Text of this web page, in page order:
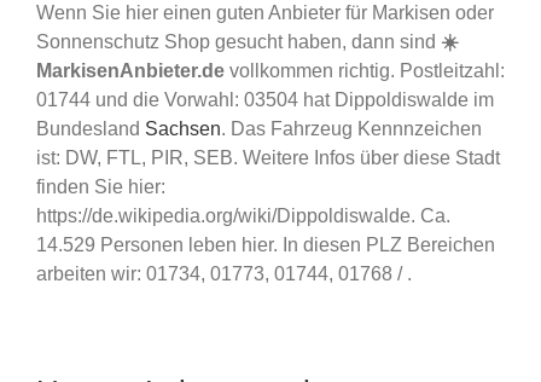
Wenn Sie hier einen guten Anbieter für Markisen oder
Sonnenschutz Shop gesucht haben, dann sind ☀️
MarkisenAnbieter.de vollkommen richtig. Postleitzahl:
01744 und die Vorwahl: 03504 hat Dippoldiswalde im
Bundesland Sachsen. Das Fahrzeug Kennnzeichen
ist: DW, FTL, PIR, SEB. Weitere Infos über diese Stadt
finden Sie hier:
https://de.wikipedia.org/wiki/Dippoldiswalde. Ca.
14.529 Personen leben hier. In diesen PLZ Bereichen
arbeiten wir: 01734, 01773, 01744, 01768 / .